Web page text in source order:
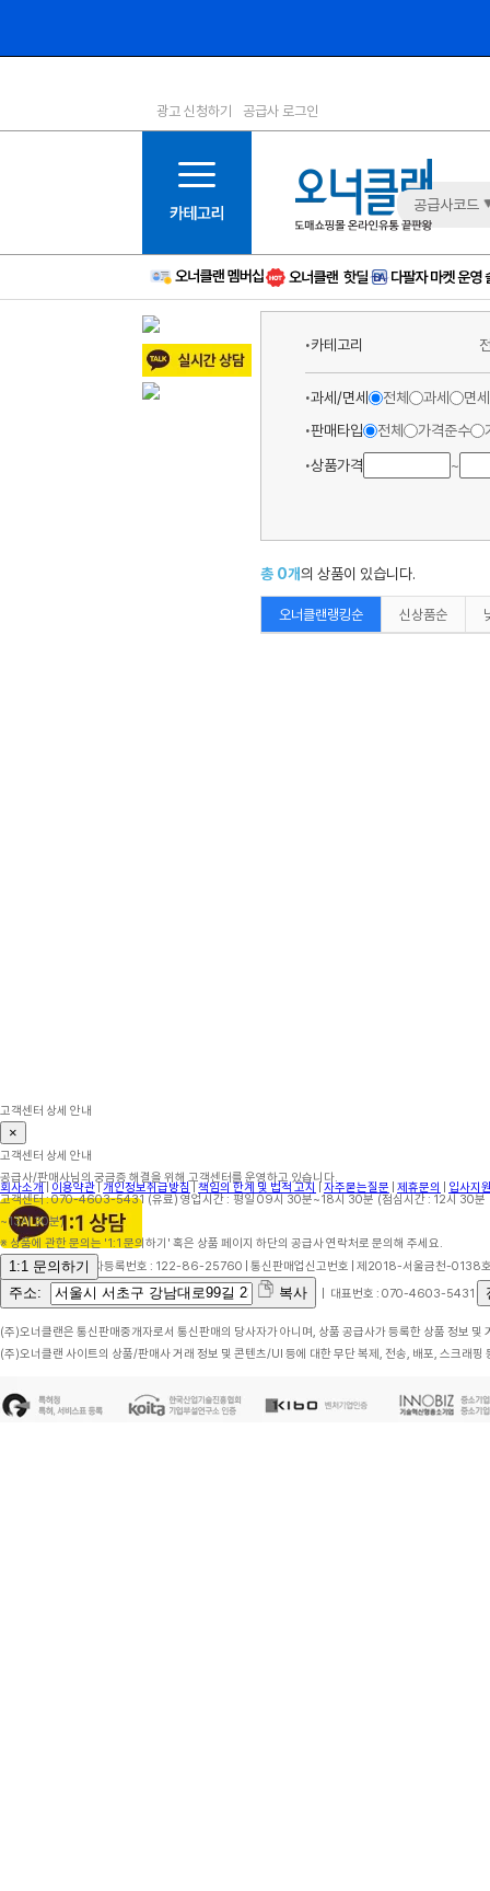
1등급
6등급
11등급
12등급
15등급
16등급
17등급
신규
주의
광고 신청하기 공급사 로그인
공급사코드
카테고리
과세/면세 전체 과세
면세
판매타입
전체 가격준수
상품가격
~
총 0개의 상품이 있습니다.
오너클랜랭킹순 신상품순